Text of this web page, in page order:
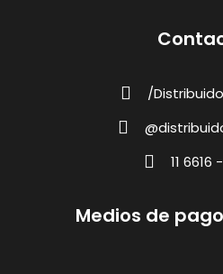
/
11 6616
Medios de